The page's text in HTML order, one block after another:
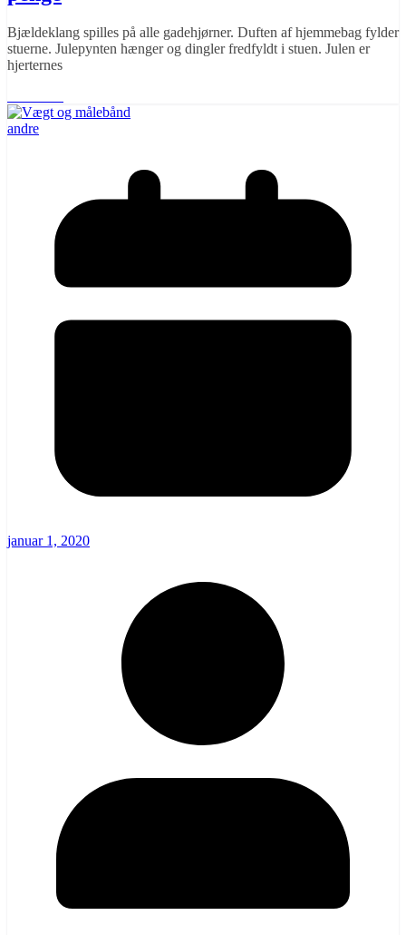
Bjældeklang spilles på alle gadehjørner. Duften af hjemmebag fylder
stuerne. Julepynten hænger og dingler fredfyldt i stuen. Julen er
hjerternes
andre
januar 1, 2020